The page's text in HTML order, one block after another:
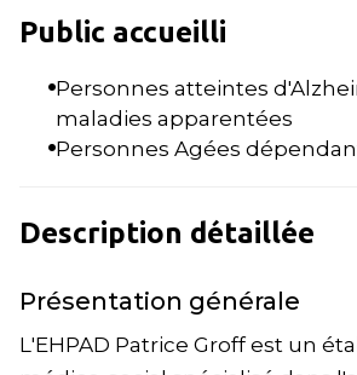
Public accueilli
Personnes atteintes
maladies apparentées
Personnes Agées
Description détaillée
Présentation générale
L'EHPAD Patrice Groff est un